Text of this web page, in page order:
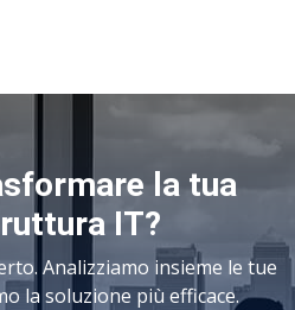
la tua
IT?
Analizziamo insieme le tue
la soluzione più efficace.